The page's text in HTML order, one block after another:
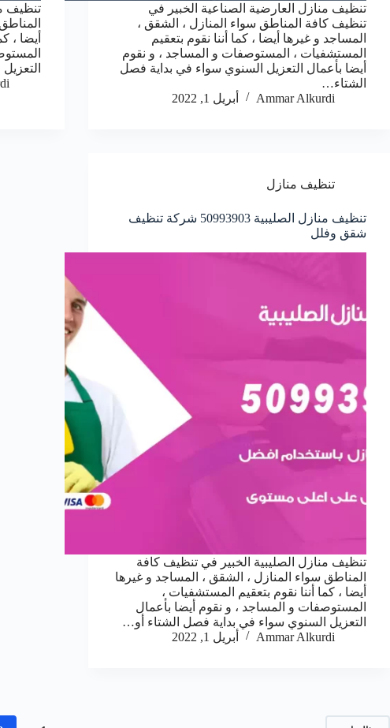
تنظيف منازل العارضية الصناعية الخبير في
تنظيف كافة المناطق سواء المنازل ، الشقق ،
المساجد و غيرها أيضا ، كما أننا نقوم بتعقيم
المستشفيات ، المستوصفات و المساجد ، و نقوم
أيضا بأعمال التعزيل السنوي سواء في بداية فصل
الشتاء…
Ammar Alkurdi
أبريل 1, 2022
تنظيف
أيضا ،
تنظيف منازل
تنظيف منازل الصليبية 50993903‬ شركة تنظيف
شقق وفلل
تنظيف منازل الصليبية الخبير في تنظيف كافة
المناطق سواء المنازل ، الشقق ، المساجد و غيرها
أيضا ، كما أننا نقوم بتعقيم المستشفيات ،
المستوصفات و المساجد ، و نقوم أيضا بأعمال
التعزيل السنوي سواء في بداية فصل الشتاء أو…
Ammar Alkurdi
أبريل 1, 2022